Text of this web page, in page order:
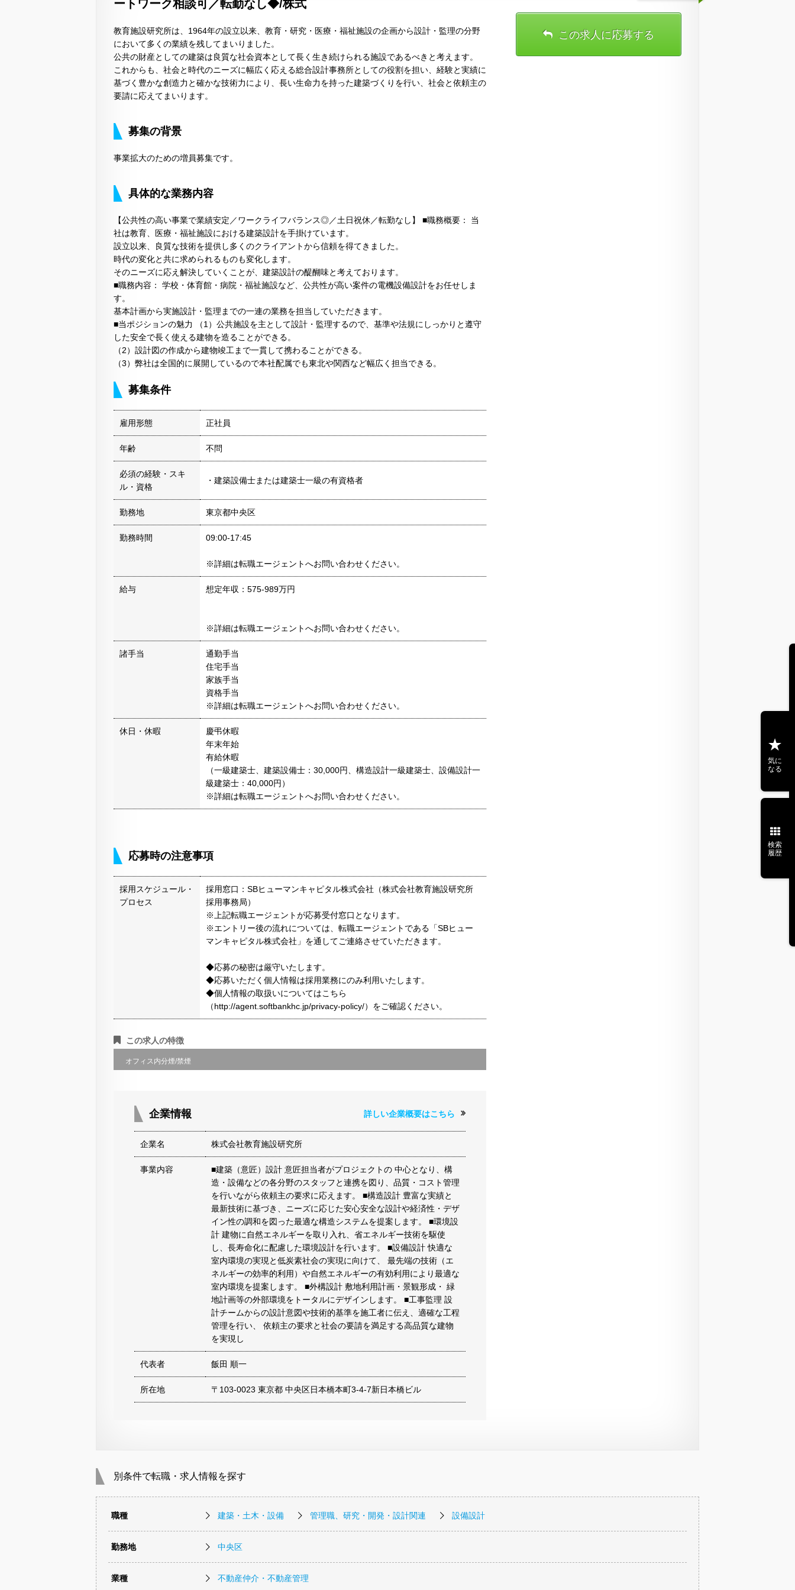
ートワーク相談可／転勤なし◆/株式
教育施設研究所は、1964年の設立以来、教育・研究・医療・福祉施設の企画から設計・監理の分野
において多くの業績を残してまいりました。
公共の財産としての建築は良質な社会資本として長く生き続けられる施設であるべきと考えます。
これからも、社会と時代のニーズに幅広く応える総合設計事務所としての役割を担い、経験と実績に
基づく豊かな創造力と確かな技術力により、長い生命力を持った建築づくりを行い、社会と依頼主の
要請に応えてまいります。
募集の背景
事業拡大のための増員募集です。
具体的な業務内容
【公共性の高い事業で業績安定／ワークライフバランス◎／土日祝休／転勤なし】 ■職務概要： 当
社は教育、医療・福祉施設における建築設計を手掛けています。
設立以来、良質な技術を提供し多くのクライアントから信頼を得てきました。
時代の変化と共に求められるものも変化します。
そのニーズに応え解決していくことが、建築設計の醍醐味と考えております。
■職務内容： 学校・体育館・病院・福祉施設など、公共性が高い案件の電機設備設計をお任せしま
す。
基本計画から実施設計・監理までの一連の業務を担当していただきます。
■当ポジションの魅力 （1）公共施設を主として設計・監理するので、基準や法規にしっかりと遵守
した安全で長く使える建物を造ることができる。
（2）設計図の作成から建物竣工まで一貫して携わることができる。
（3）弊社は全国的に展開しているので本社配属でも東北や関西など幅広く担当できる。
募集条件
雇用形態 正社員
年齢 不問
必須の経験・スキ
ル・資格
・建築設備士または建築士一級の有資格者
勤務地 東京都中央区
勤務時間 09:00-17:45
※詳細は転職エージェントへお問い合わせください。
給与 想定年収：575-989万円
※詳細は転職エージェントへお問い合わせください。
諸手当
通勤手当
住宅手当
家族手当
資格手当
※詳細は転職エージェントへお問い合わせください。
休日・休暇
慶弔休暇
年末年始
有給休暇
（一級建築士、建築設備士：30,000円、構造設計一級建築士、設備設計一
級建築士：40,000円）
※詳細は転職エージェントへお問い合わせください。
応募時の注意事項
採用スケジュール・
プロセス
採用窓口：SBヒューマンキャピタル株式会社（株式会社教育施設研究所
採用事務局）
※上記転職エージェントが応募受付窓口となります。
※エントリー後の流れについては、転職エージェントである「SBヒュー
マンキャピタル株式会社」を通してご連絡させていただきます。
◆応募の秘密は厳守いたします。
◆応募いただく個人情報は採用業務にのみ利用いたします。
◆個人情報の取扱いについてはこちら
（http://agent.softbankhc.jp/privacy-policy/）をご確認ください。
この求人の特徴
オフィス内分煙/禁煙
企業情報 詳しい企業概要はこちら
企業名 株式会社教育施設研究所
事業内容
■建築（意匠）設計 意匠担当者がプロジェクトの 中心となり、構
造・設備などの各分野のスタッフと連携を図り、品質・コスト管理
を行いながら依頼主の要求に応えます。 ■構造設計 豊富な実績と
最新技術に基づき、ニーズに応じた安心安全な設計や経済性・デザ
イン性の調和を図った最適な構造システムを提案します。 ■環境設
計 建物に自然エネルギーを取り入れ、省エネルギー技術を駆使
し、長寿命化に配慮した環境設計を行います。 ■設備設計 快適な
室内環境の実現と低炭素社会の実現に向けて、 最先端の技術（エ
ネルギーの効率的利用）や自然エネルギーの有効利用により最適な
室内環境を提案します。 ■外構設計 敷地利用計画・景観形成・ 緑
地計画等の外部環境をトータルにデザインします。 ■工事監理 設
計チームからの設計意図や技術的基準を施工者に伝え、適確な工程
管理を行い、 依頼主の要求と社会の要請を満足する高品質な建物
を実現し
代表者 飯田 順一
所在地 〒103-0023 東京都 中央区日本橋本町3-4-7新日本橋ビル
この求人に応募する
別条件で転職・求人情報を探す
職種 建築・土木・設備 管理職、研究・開発・設計関連 設備設計
勤務地 中央区
業種 不動産仲介・不動産管理
気に
なる
検索
履歴